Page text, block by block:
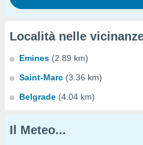
Località nelle
Emines (2.89 km)
Saint-Marc (3.36 km)
Belgrade (4.04 km)
Il Meteo...